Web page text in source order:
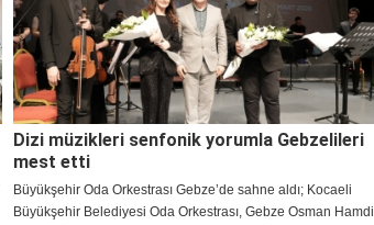
Dizi müzikleri senfonik yorumla Gebzelileri
mest etti
Büyükşehir Oda Orkestrası Gebze’de sahne aldı; Kocaeli
Büyükşehir Belediyesi Oda Orkestrası, Gebze Osman Hamdi